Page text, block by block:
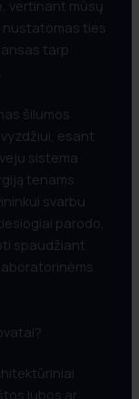
vertinant mūsų
nustatomas ties
tarp
šilumos
esant
sistema
tenams
svarbu
parodo,
spaudžiant
lubos ar